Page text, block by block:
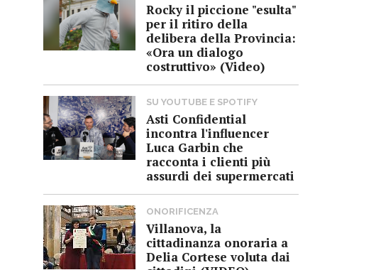
Rocky il piccione "esulta"
per il ritiro della
delibera della Provincia:
«Ora un dialogo
costruttivo» (Video)
SU YOUTUBE E SPOTIFY
Asti Confidential
incontra l'influencer
Luca Garbin che
racconta i clienti più
assurdi dei supermercati
ONORIFICENZA
Villanova, la
cittadinanza onoraria a
Delia Cortese voluta dai